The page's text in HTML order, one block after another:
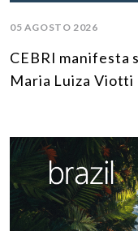
05 AGOSTO 2026
CEBRI manifesta
Maria Luiza Viotti